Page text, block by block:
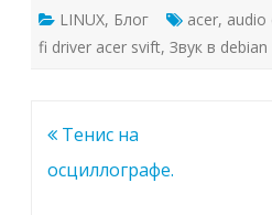
LINUX, Блог acer, audio
fi driver acer svift, Звук в debian
Навигация
по
Тенис на
осциллографе.